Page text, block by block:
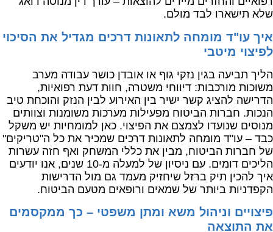
שלא תישארו לבד מולם.
איך עו"ד מומחה לתאונות דרכים מגדיל את הסיכוי
לפיצוי מיטבי
הליך תביעה בגין נזקי גוף או אובדן כושר עבודה מערב
משוכות מורכבות: דיווחי משטרה, חוות דעת רפואיות,
הדרישה להציג קשר ישיר בין האירוע לבין הנזק והוכחת טיב
הנכות. חברות הביטוח מפעילות מערכות משומנות וצוותים
מנוסים שנועדו לצמצם את הפיצוי. כאן למומחיות יש משקל
כבד – עו"ד מומחה לתאונות דרכים שמכיר את כל ה"טריקים"
של חברות הביטוח, מבין את כללי המשחק ואף חזה עשרות
הליכים דומים. עם ניסיון של למעלה מ-10 שנים, אנו יודעים
איך להכין תיק ברזל שיחזיק מעמד גם מול הדרישות
הקפדניות ביותר של שמאים ורופאים מטעם הביטוח.
פיצויים וניהול משא ומתן משפטי – כך ממקסמים
את התוצאה